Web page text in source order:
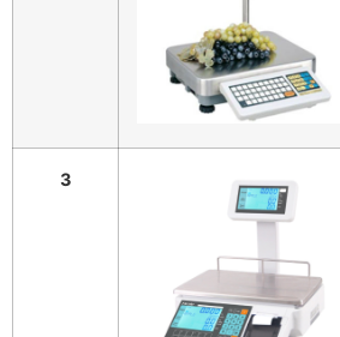
3